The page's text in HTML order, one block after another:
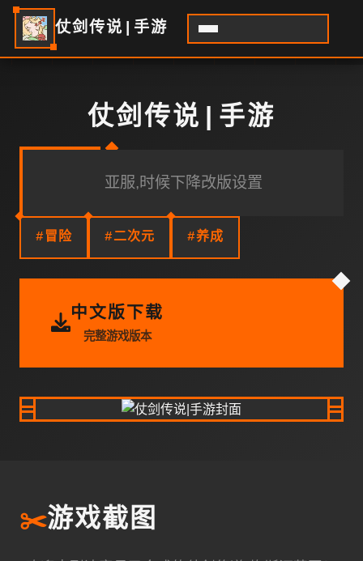
仗剑传说|手游
仗剑传说|手游
亚服,时候下降改版设置
#冒险 #二次元 #养成
中文版下载
完整游戏版本
✂️游戏截图